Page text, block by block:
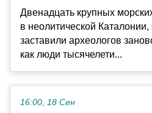
Двенадцать крупных
в неолитической
заставили археологов
как люди тысячелети...
16:00, 18 Сен